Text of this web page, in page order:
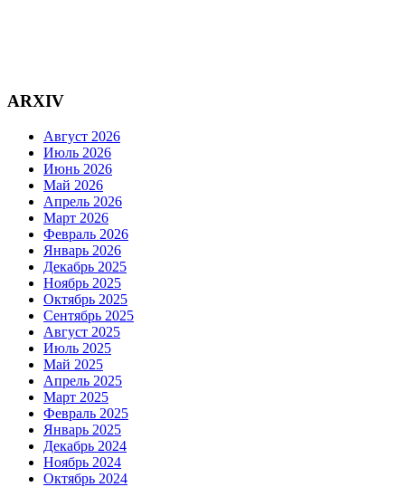
ARXIV
Август 2026
Июль 2026
Июнь 2026
Май 2026
Апрель 2026
Март 2026
Февраль 2026
Январь 2026
Декабрь 2025
Ноябрь 2025
Октябрь 2025
Сентябрь 2025
Август 2025
Июль 2025
Май 2025
Апрель 2025
Март 2025
Февраль 2025
Январь 2025
Декабрь 2024
Ноябрь 2024
Октябрь 2024